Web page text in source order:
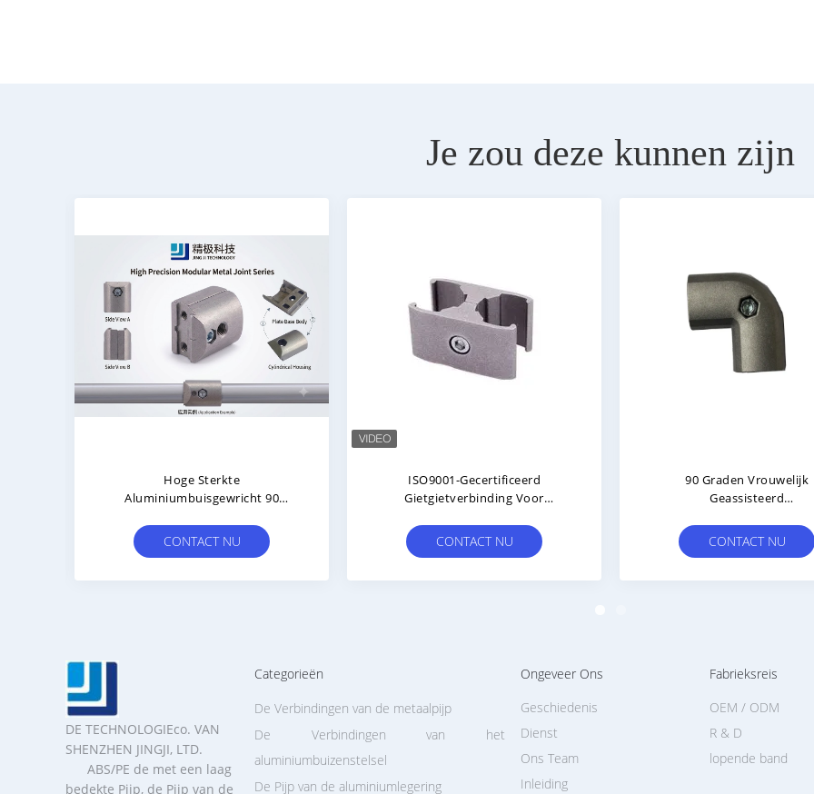
Je zou deze kunnen zijn
Hoge Sterkte
Aluminiumbuisgewricht 90
Behulp Van Giettechnologie
CONTACT NU
Het Het Aluminiumbuizenstelsel
Van Het Pakhuisrek Verbindt Al-
Verbindingsiso9001 Goedkeuring
CONTACT NU
Van Het Het
Aluminiumbuizenstelsel
Verbindingenmatrijs -
CONTACT NU
DE TECHNOLOGIEco. VAN
SHENZHEN JINGJI, LTD.
ABS/PE de met een laag
bedekte Pijp, de Pijp van de
Categorieën
De Verbindingen van de metaalpijp
De Verbindingen van het
aluminiumbuizenstelsel
De Pijp van de aluminiumlegering
Ongeveer Ons
Inleiding
Geschiedenis
Dienst
Ons Team
Fabrieksreis
lopende band
OEM / ODM
R & D